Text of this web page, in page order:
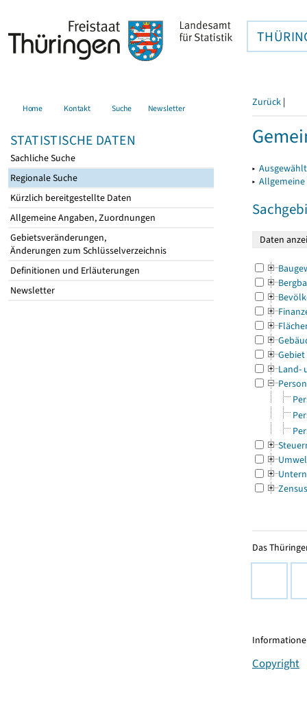
Home Kontakt Suche Newsletter
STATISTISCHE DATEN
Sachliche Suche
Regionale Suche
Kürzlich bereitgestellte Daten
Allgemeine Angaben, Zuordnungen
Gebietsveränderungen,
Änderungen zum Schlüsselverzeichnis
Definitionen und Erläuterungen
Newsletter
Zurück |
▸
▸
Gebiet
Land-
Zensus
Das
Copyright